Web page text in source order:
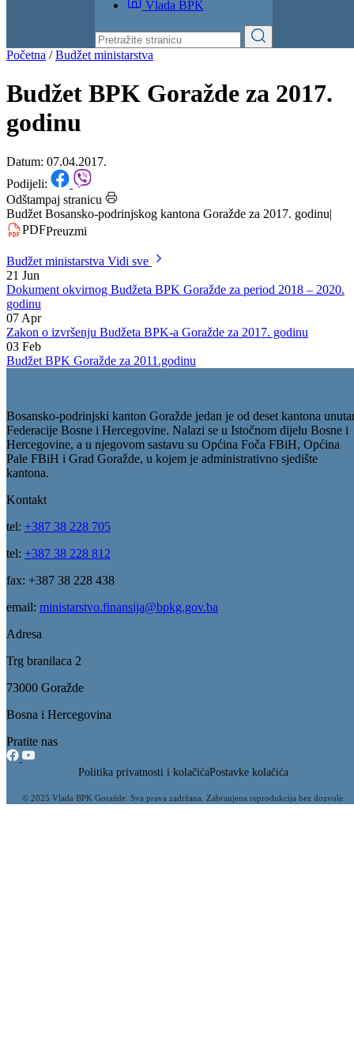
Budžet
Kontakt
Vlada BPK
Početna/Budžet ministarstva
Budžet BPK Goražde za 2017.
godinu
Datum: 07.04.2017.
Podijeli:
Budžet Bosansko-podrinjskog kantona Goražde za 2017. godinu
PDF
Budžet ministarstva
21 Jun
Dokument okvirnog Budžeta BPK Goražde za period 2018 – 2020.
godinu
07Apr